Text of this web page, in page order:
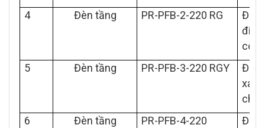
4
Đèn tầng PR-PFB-2-220 RG
Đèn
điện
còi,
5
Đèn tầng PR-PFB-3-220 RGY
Đèn
6
Đèn tầng
PR-PFB-4-220
Đèn